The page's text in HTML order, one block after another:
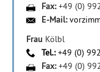
Fax:+49 (0)
E-Mail:
Frau Kölbl
Tel.:+49 (0)
Fax:+49 (0)